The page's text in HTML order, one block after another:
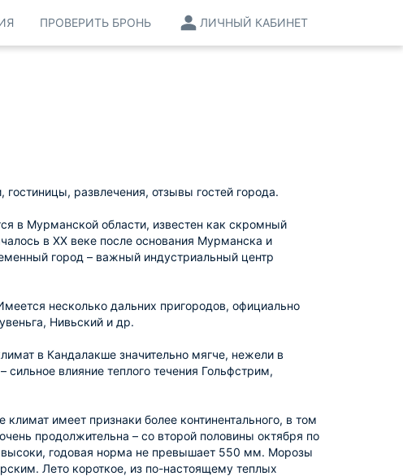
ЛИЧНЫЙ КАБИНЕТ
ПРОВЕРИТЬ БРОНЬ
развлечения, отзывы гостей города.
в Мурманской области, известен как скромный
в XX веке после основания Мурманска и
город – важный индустриальный центр
несколько дальних пригородов, официально
Нивьский и др.
в Кандалакше значительно мягче, нежели в
влияние теплого течения Гольфстрим,
имеет признаки более континентального, в том
продолжительна – со второй половины октября по
высоки, годовая норма не превышает 550 мм. Морозы
Лето короткое, из по-настоящему теплых